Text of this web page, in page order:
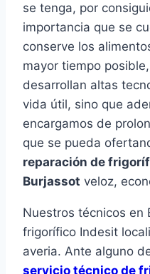
se tenga, por
importancia que se
conserve los
mayor tiempo
desarrollan altas
vida útil, sino que
encargamos de
que se pueda
reparación de
Burjassot veloz,
Nuestros técnicos en
frigorífico Indesit
averia. Ante alguno
servicio técnico de